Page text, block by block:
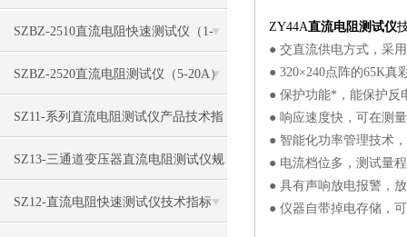
标
SZBZ-2510直流电阻快速测试仪（1-
3A）功能特点
​SZBZ-2520直流电阻测试仪（5-20A）
性能特征
​SZ11-系列直流电阻测试仪产品技术指
标
​SZ13-三通道变压器直流电阻测试仪规
格特点
SZ12-直流电阻快速测试仪技术指标
ZY44A直流电阻测试仪
● 交直流供电方式，采
● 320×240点阵的65K真
● 保护功能*，能保护反
● 响应速度快，可在测
● 智能化功率管理技术
● 电流档位多，测试量
● 具有声响放电报警，
● 仪器自带掉电存储，